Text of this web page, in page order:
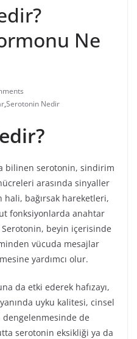
Ne
,Serotonin Nedir
bilinen serotonin, sindirim
arasında sinyaller
bağırsak hareketleri,
fonksiyonlarda anahtar
beyin içerisinde
vücuda mesajlar
yardımcı olur.
da etki ederek hafızayı,
uyku kalitesi, cinsel
dengelenmesinde de
serotonin eksikliği ya da